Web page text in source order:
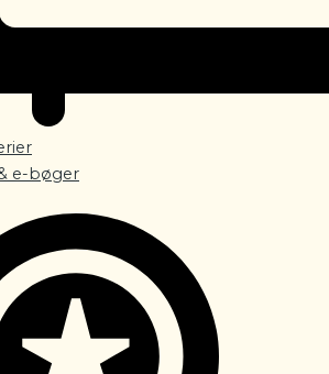
e-bøger